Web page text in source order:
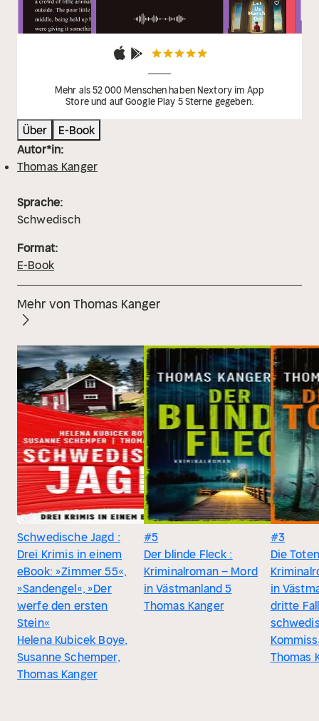
Mehr als 52 000 Menschen haben Nextory im App
Store und auf Google Play 5 Sterne gegeben.
Über
E-Book
Autor*in:
Thomas Kanger
Sprache:
Schwedisch
Format:
E-Book
Mehr von Thomas Kanger
Schwedische Jagd :
Drei Krimis in einem
eBook: »Zimmer 55«,
»Sandengel«, »Der
werfe den ersten
Stein«
Helena Kubicek Boye,
Susanne Schemper,
Thomas Kanger
#5
Der blinde Fleck :
Kriminalroman – Mord
in Västmanland 5
Thomas Kanger
#3
Die
in
dritte
Thomas